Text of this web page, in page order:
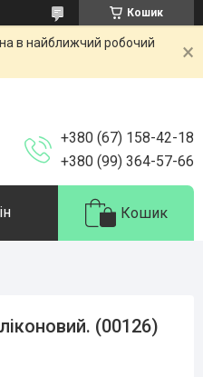
Кошик
в найближчий робочий
+380 (67) 158-42-18
+380 (99) 364-57-66
Кошик
(00126)